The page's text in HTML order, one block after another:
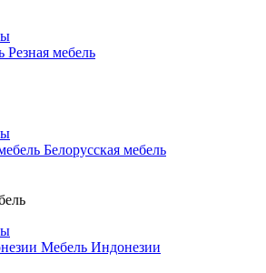
Резная мебель
Белорусская мебель
Мебель Индонезии